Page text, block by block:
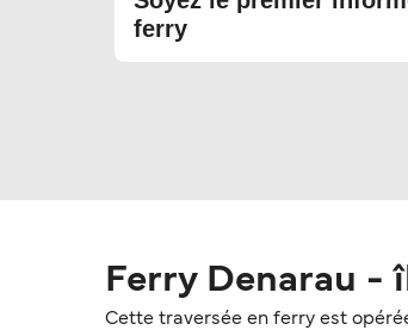
ferry
Ferry Denarau -
Cette traversée en ferry est